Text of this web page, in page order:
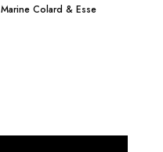
Marine Colard & Esse